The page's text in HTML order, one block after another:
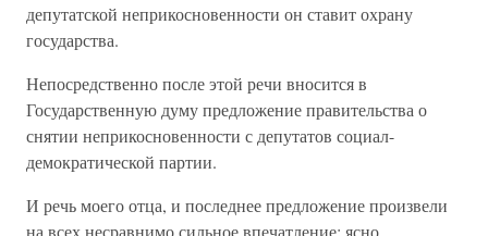
депутатской неприкосновенности он ставит охрану
государства.
Непосредственно после этой речи вносится в
Государственную думу предложение правительства о
снятии неприкосновенности с депутатов социал-
демократической партии.
И речь моего отца, и последнее предложение произвели
на всех несравнимо сильное впечатление: ясно